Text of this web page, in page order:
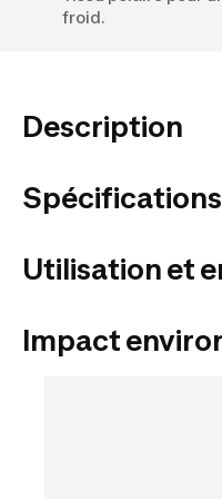
froid.
Description
Spécifications
Utilisation et
Impact